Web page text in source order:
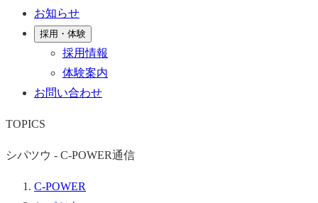
お知らせ
採用・体験
採用情報
体験案内
お問い合わせ
TOPICS
シパツウ - C-POWER通信
C-POWER